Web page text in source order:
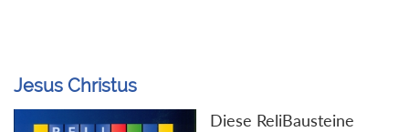
Jesus Christus
Diese ReliBausteine